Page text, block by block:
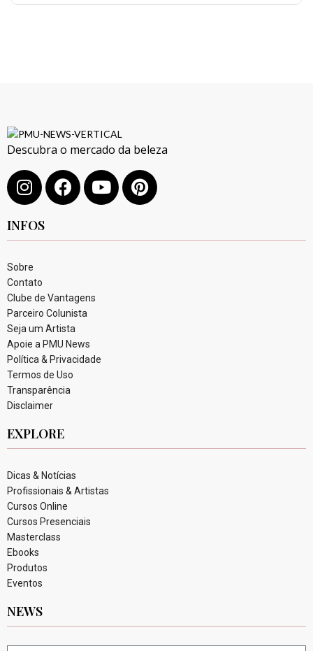
Descubra o mercado da beleza
INFOS
Sobre
Contato
Clube de Vantagens
Parceiro Colunista
Seja um Artista
Apoie a PMU News
Política & Privacidade
Termos de Uso
Transparência
Disclaimer
EXPLORE
Dicas & Notícias
Profissionais & Artistas
Cursos Online
Cursos Presenciais
Masterclass
Ebooks
Produtos
Eventos
NEWS